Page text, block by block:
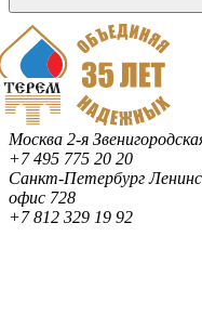
Москва 2-я
+7 495 775 20 20
Санкт-Петербург
офис 728
+7 812 329 19 92